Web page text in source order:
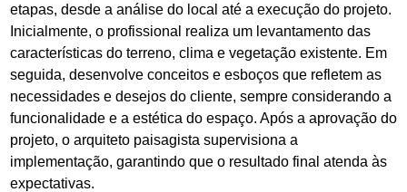
etapas, desde a análise do local até a execução do projeto.
Inicialmente, o profissional realiza um levantamento das
características do terreno, clima e vegetação existente. Em
seguida, desenvolve conceitos e esboços que refletem as
necessidades e desejos do cliente, sempre considerando a
funcionalidade e a estética do espaço. Após a aprovação do
projeto, o arquiteto paisagista supervisiona a
implementação, garantindo que o resultado final atenda às
expectativas.